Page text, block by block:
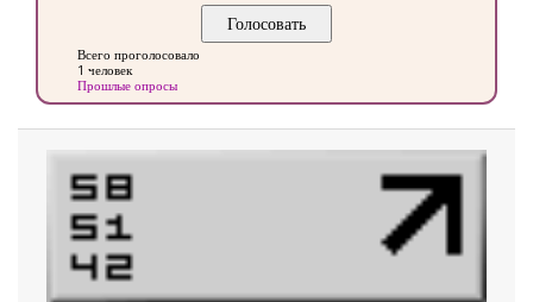
Всего проголосовало
1 человек
Прошлые опросы